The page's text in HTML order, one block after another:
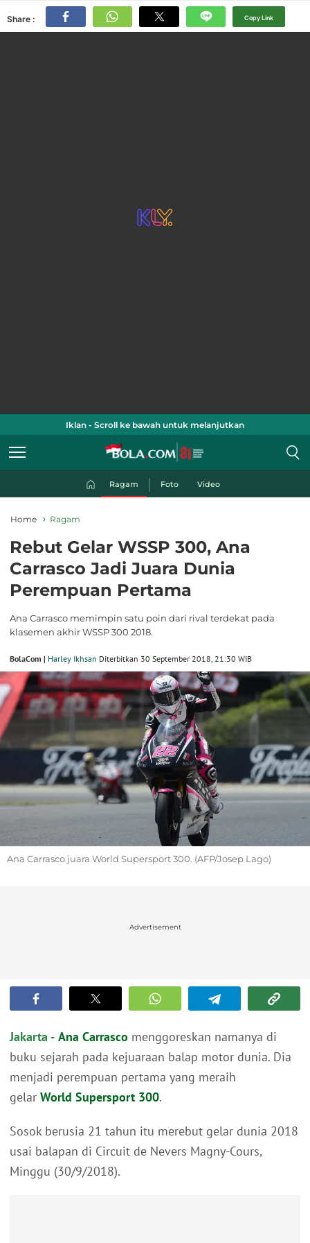
Share : Copy Link
Iklan - Scroll ke bawah untuk melanjutkan
Ragam Foto Video
Home Ragam
Rebut Gelar WSSP 300, Ana
Carrasco Jadi Juara Dunia
Perempuan Pertama
Ana Carrasco memimpin satu poin dari rival terdekat pada
klasemen akhir WSSP 300 2018.
BolaCom | Harley Ikhsan Diterbitkan 30 September 2018, 21:30 WIB
Ana Carrasco juara World Supersport 300. (AFP/Josep Lago)
Advertisement
Jakarta - Ana Carrasco menggoreskan namanya di
buku sejarah pada kejuaraan balap motor dunia. Dia
menjadi perempuan pertama yang meraih
gelar World Supersport 300.
Sosok berusia 21 tahun itu merebut gelar dunia 2018
usai balapan di Circuit de Nevers Magny-Cours,
Minggu (30/9/2018).